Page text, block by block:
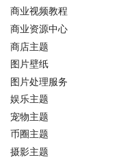
商业视频教程
商业资源中心
商店主题
图片壁纸
图片处理服务
娱乐主题
宠物主题
币圈主题
摄影主题